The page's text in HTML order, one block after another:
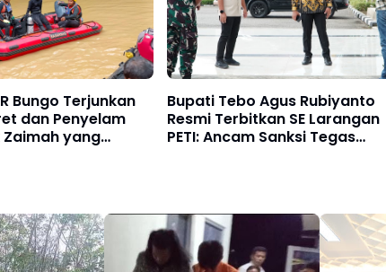
Bungo Terjunkan
dan Penyelam
Zaimah yang
Bupati Tebo Agus Rubiyanto
Resmi Terbitkan SE Larangan
PETI: Ancam Sanksi Tegas